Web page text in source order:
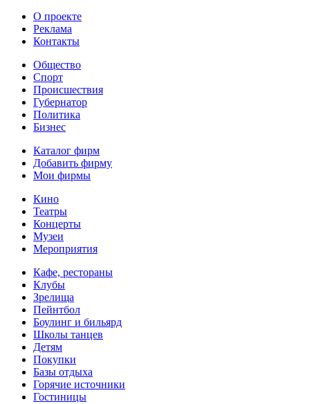
О проекте
Реклама
Контакты
Общество
Спорт
Происшествия
Губернатор
Политика
Бизнес
Каталог фирм
Добавить фирму
Мои фирмы
Кино
Театры
Концерты
Музеи
Мероприятия
Кафе, рестораны
Клубы
Зрелища
Пейнтбол
Боулинг и бильярд
Школы танцев
Детям
Покупки
Базы отдыха
Горячие источники
Гостиницы